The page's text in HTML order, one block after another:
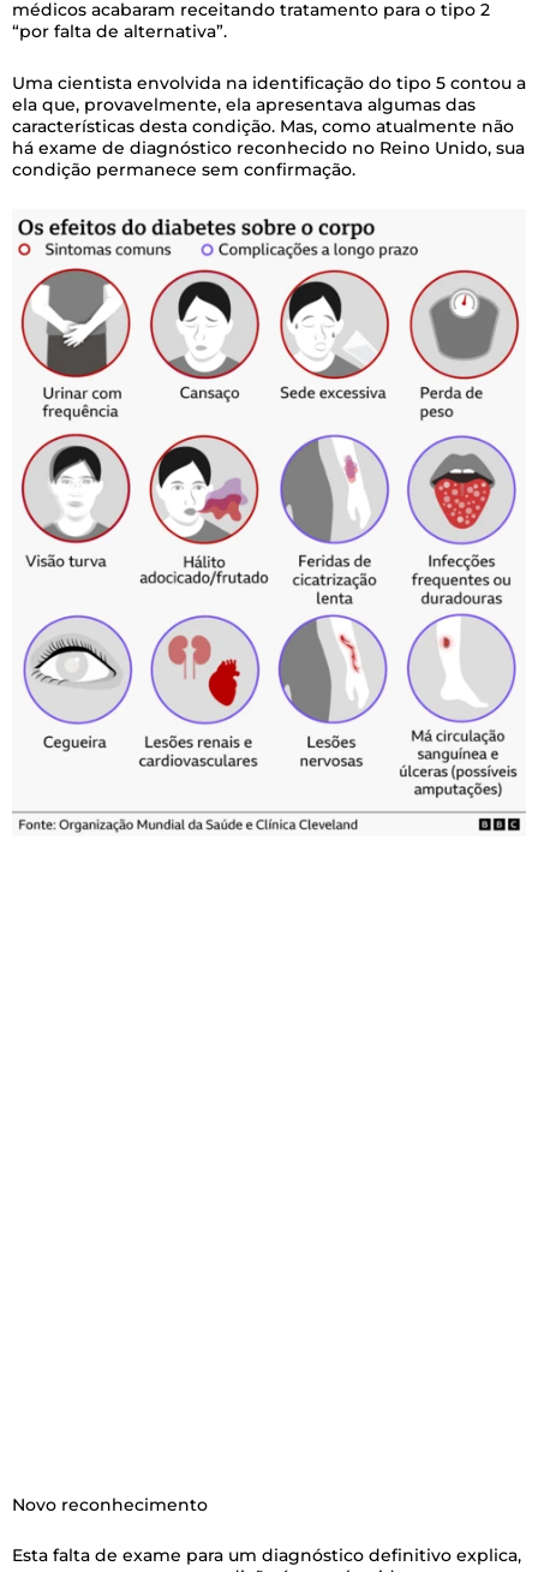
médicos acabaram receitando tratamento para o tipo 2
“por falta de alternativa”.
Uma cientista envolvida na identificação do tipo 5 contou a
ela que, provavelmente, ela apresentava algumas das
características desta condição. Mas, como atualmente não
há exame de diagnóstico reconhecido no Reino Unido, sua
condição permanece sem confirmação.
Novo reconhecimento
Esta falta de exame para um diagnóstico definitivo explica,